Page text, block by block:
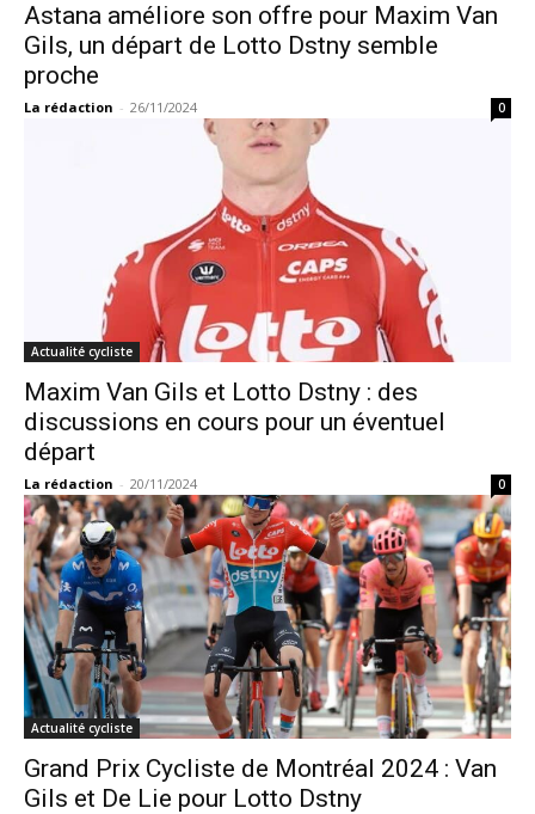
Astana améliore son offre pour Maxim Van
Gils, un départ de Lotto Dstny semble
proche
La rédaction - 26/11/2024 0
Actualité cycliste
Maxim Van Gils et Lotto Dstny : des
discussions en cours pour un éventuel
départ
La rédaction - 20/11/2024 0
Actualité cycliste
Grand Prix Cycliste de Montréal 2024 : Van
Gils et De Lie pour Lotto Dstny